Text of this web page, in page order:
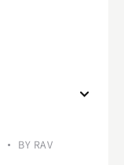
BY RAV